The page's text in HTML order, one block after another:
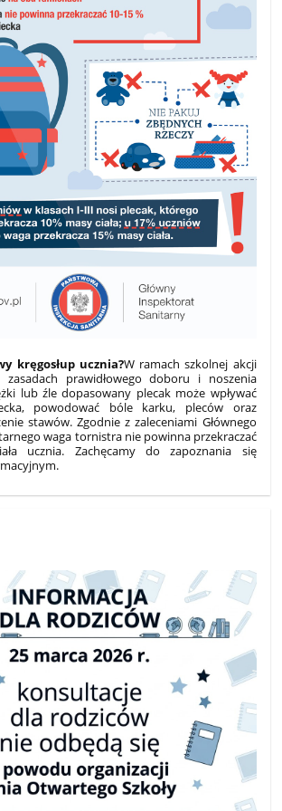
kręgosłup ucznia?W ramach szkolnej akcji
prawidłowego doboru i noszenia
lub źle dopasowany plecak może wpływać
powodować bóle karku, pleców oraz
stawów. Zgodnie z zaleceniami Głównego
waga tornistra nie powinna przekraczać
ucznia. Zachęcamy do zapoznania się